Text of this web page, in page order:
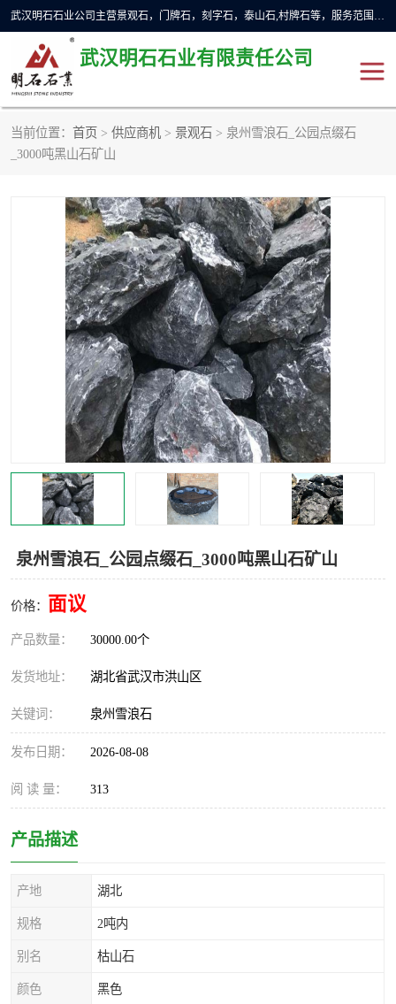
武汉明石石业公司主营景观石，门牌石，刻字石，泰山石,村牌石等，服务范围主要有：武汉，咸宁等地区。公司秉承敬业奉献、锐意创新的企业精神，从无到有，从小到大，以一种产业报国的创业精神，竭诚为客户提供服务，为社会设计财富。
武汉明石石业有限责任公司
当前位置： 首页 > 供应商机 > 景观石 > 泉州雪浪石_公园点缀石
_3000吨黑山石矿山
泉州雪浪石_公园点缀石_3000吨黑山石矿山
价格： 面议
产品数量： 30000.00个
发货地址： 湖北省武汉市洪山区
关键词： 泉州雪浪石
发布日期： 2026-08-08
阅 读 量： 313
产品描述
产地 湖北
规格 2吨内
别名 枯山石
颜色 黑色
景观石
门牌石 奠基石
黄蜡石 大型石雕
人物雕塑 异型石材
石雕狮子 刻字石